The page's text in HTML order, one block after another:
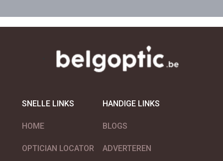
SNELLE LINKS
HOME
OPTICIAN LOCATOR
HANDIGE LINKS
BLOGS
ADVERTEREN